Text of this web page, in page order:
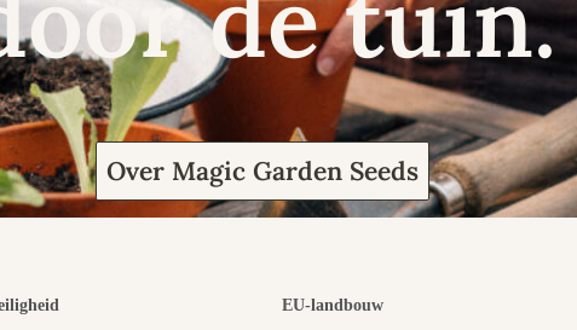
Over Magic Garden Seeds
EU-landbouw